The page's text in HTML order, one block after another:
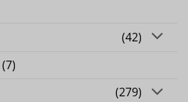
(42)
(7)
(279)